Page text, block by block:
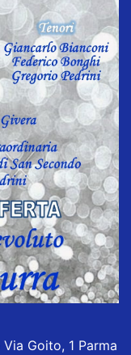
Via Goito, 1 Parma